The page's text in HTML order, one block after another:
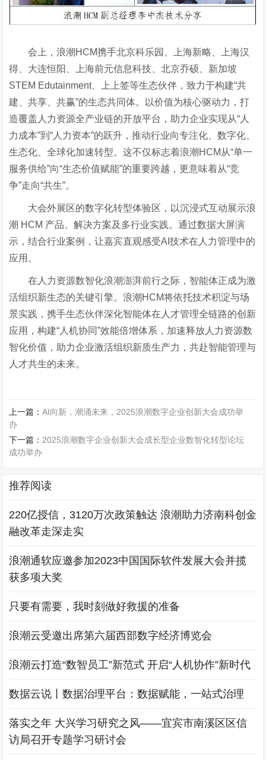
会上，浪潮 HCM携手北京科乐园、上海新略、上海汉
得、大连恒阳、上海前元信息科技、北京乔硕、新加坡
STEM Edutainment、上上签等生态伙伴，致力于构建“共
建、共享、共赢”的生态共同体。以价值为核心驱动力，打
造覆盖人力资源全产业链的开放平台，助力企业实现从“人
力成本”到“人力资本”的跃升，推动行业向专注化、数字化、
生态化、全球化加速转型。这不仅标志着浪潮HCM从“单一
服务供给”向“生态价值赋能”的重要跨越，更意味着从“竞
争”走向“共生”。
大会外展区的数字化转型体验区，以沉浸式互动展示浪
潮 HCM 产品、解决方案及多行业实践。通过数据大屏演
示，结合行业案例，让嘉宾直观感受AI技术在人力管理中的
应用。
在人力资源数智化浪潮澎湃前行之际，智能体正成为激
活组织新生态的关键引擎。浪潮 HCM将依托技术积淀与场
景实践，携手生态伙伴深化智能体在人才管理全链路的创新
应用，构建“人机协同”效能倍增体系，加速释放人力资源数
智化价值，助力企业激活组织新质生产力，共赴智能管理与
人才共生的未来。
上一篇：AI向新，潮涌未来，2025浪潮数字企业创新大会成功举
办
下一篇： 2025浪潮数字企业创新大会成长型企业数智化转型论坛
成功举办
推荐阅读
220亿授信，3120万次政策触达 浪潮助力济南科创金
融改革走深走实
浪潮通软应邀参加2023中国国际软件发展大会并揽
获多项大奖
只要有需要，我时刻做好救援的准备
浪潮云受邀出席第六届西部数字经济博览会
浪潮云打造“数智员工”新范式 开启“人机协作”新时代
数据云说丨数据治理平台：数据赋能，一站式治理
落实之年 大兴学习研究之风——宜宾市南溪区区信
访局召开专题学习研讨会